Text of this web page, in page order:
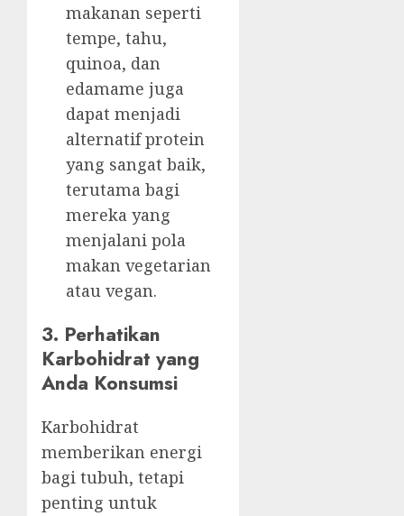
makanan seperti
tempe, tahu,
quinoa, dan
edamame juga
dapat menjadi
alternatif protein
yang sangat baik,
terutama bagi
mereka yang
menjalani pola
makan vegetarian
atau vegan.
3. Perhatikan
Karbohidrat yang
Anda Konsumsi
Karbohidrat
memberikan energi
bagi tubuh, tetapi
penting untuk